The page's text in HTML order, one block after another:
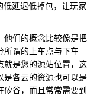
延迟低掉包，让玩家
他们的概念比较像是把
所谓的上车点与下车
就是您的源站位置，这
是各云的资源也可以是
谷，而且常常需要到